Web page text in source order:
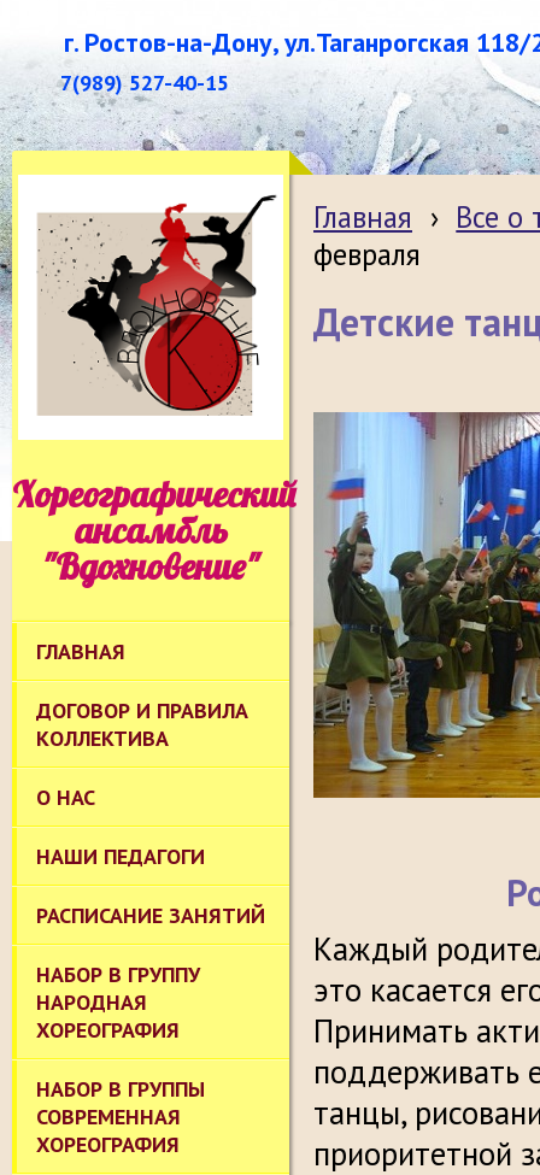
г. Ростов-на-Дону, ул.Таганрогская 118/
7(989) 527-40-15
Хореографический
ансамбль
"Вдохновение"
ГЛАВНАЯ
ДОГОВОР И ПРАВИЛА
КОЛЛЕКТИВА
О НАС
НАШИ ПЕДАГОГИ
РАСПИСАНИЕ ЗАНЯТИЙ
НАБОР В ГРУППУ
НАРОДНАЯ
ХОРЕОГРАФИЯ
НАБОР В ГРУППЫ
СОВРЕМЕННАЯ
ХОРЕОГРАФИЯ
Главная › Все о
февраля
Детские
Каждый
это касается
Принимать
поддерживать
танцы,
приоритетной